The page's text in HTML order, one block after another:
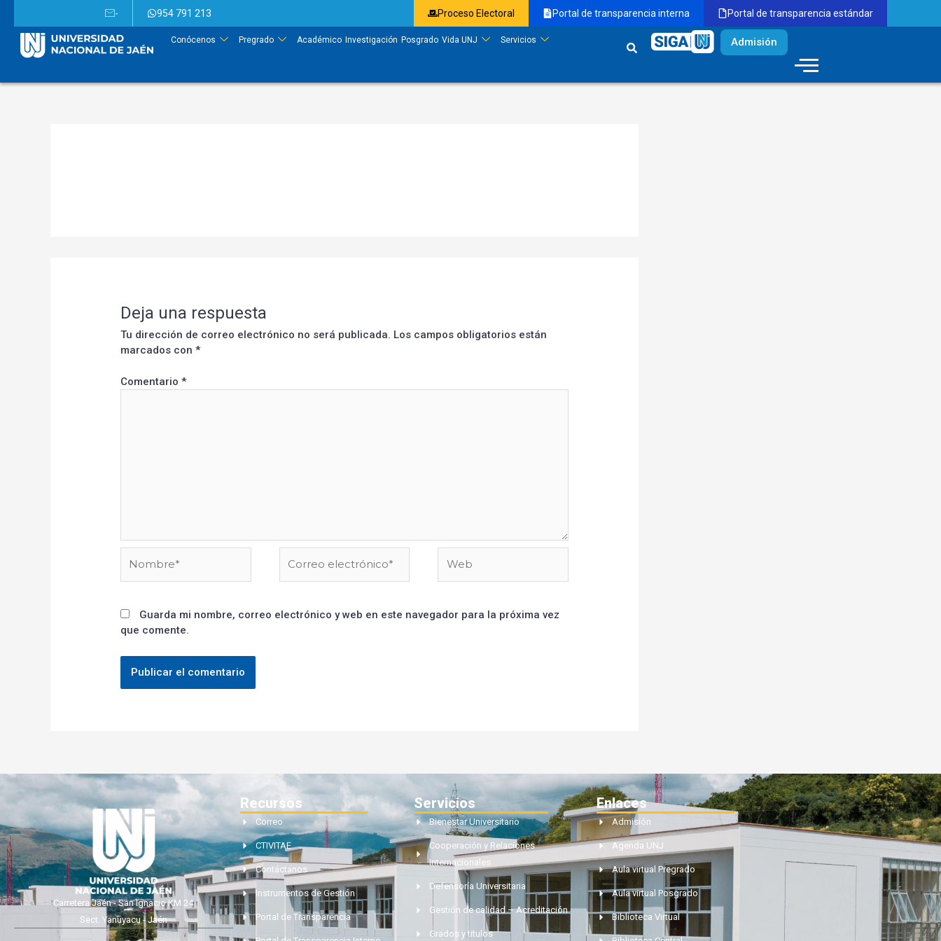
- 954 791 213 Proceso Electoral Portal de transparencia interna Portal de transparencia estándar
Conócenos Pregrado Académico Investigación Posgrado Vida UNJ Servicios Admisión
Deja una respuesta
Tu dirección de correo electrónico no será publicada. Los campos obligatorios están
marcados con*
Comentario*
Guarda mi nombre, correo electrónico y web en este navegador para la próxima vez
que comente.
Carretera Jaén - San Ignacio KM 24
Sect. Yanuyacu - Jaén
Recursos
Correo
CTIVITAE
Contáctanos
Instrumentos de Gestión
Portal de Transparencia
Servicios
Bienestar Universitario
Cooperación y Relaciones
Internacionales
Defensoría Universitaria
Gestión de calidad – Acreditación
Grados y titulos
Enlaces
Admisión
Agenda UNJ
Aula virtual Pregrado
Aula virtual Posgrado
Biblioteca Virtual